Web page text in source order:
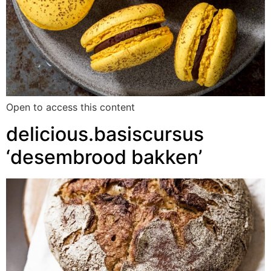
Open to access this content
delicious.basiscursus
‘desembrood bakken’